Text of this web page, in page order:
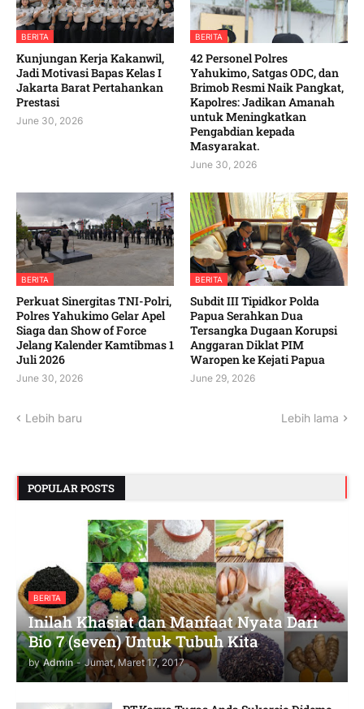
BERITA
Kunjungan Kerja Kakanwil,
Jadi Motivasi Bapas Kelas I
Jakarta Barat Pertahankan
Prestasi
June 30, 2026
BERITA
42 Personel Polres
Yahukimo, Satgas ODC, dan
Brimob Resmi Naik Pangkat,
Kapolres: Jadikan Amanah
untuk Meningkatkan
Pengabdian kepada
Masyarakat. ‎
June 30, 2026
BERITA
‎Perkuat Sinergitas TNI-Polri,
Polres Yahukimo Gelar Apel
Siaga dan Show of Force
Jelang Kalender Kamtibmas 1
Juli 2026 ‎ ‎
June 30, 2026
BERITA
Subdit III Tipidkor Polda
Papua Serahkan Dua
Tersangka Dugaan Korupsi
Anggaran Diklat PIM
Waropen ke Kejati Papua
June 29, 2026
Lebih baru Lebih lama
POPULAR POSTS
BERITA
Inilah Khasiat dan Manfaat Nyata Dari
Bio 7 (seven) Untuk Tubuh Kita
by Admin - Jumat, Maret 17, 2017